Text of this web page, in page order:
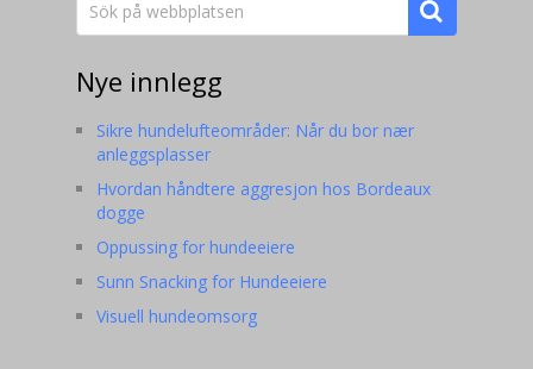
Nye innlegg
Sikre hundelufteområder: Når du bor nær
anleggsplasser
Hvordan håndtere aggresjon hos Bordeaux
dogge
Oppussing for hundeeiere
Sunn Snacking for Hundeeiere
Visuell hundeomsorg